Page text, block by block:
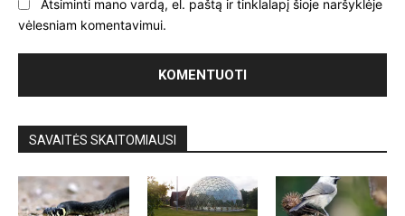
Atsiminti mano vardą, el. paštą ir tinklalapį šioje naršyklėje
vėlesniam komentavimui.
SAVAITĖS SKAITOMIAUSI